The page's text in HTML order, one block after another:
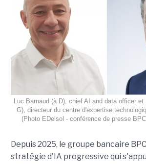
Luc Barnaud (à D), chief AI and data officer et
G), directeur du centre d'expertise
(Photo EDelsol - conférence de presse
Depuis 2025, le groupe bancaire
stratégie d'IA progressive qui